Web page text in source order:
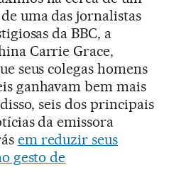
uma das jornalistas
da BBC, a
Carrie Grace,
seus colegas homens
ganhavam bem mais
seis dos principais
da emissora
em reduzir seus
gesto de